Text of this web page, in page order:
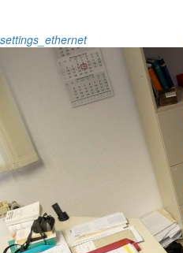
settings_ethernet